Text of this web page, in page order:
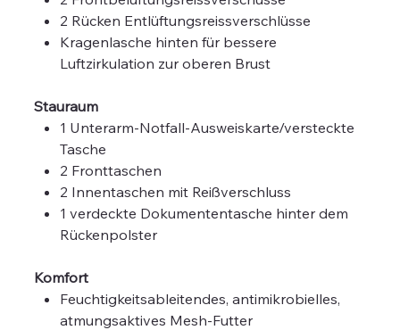
2 Rücken Entlüftungsreissverschlüsse
Kragenlasche hinten für bessere
Luftzirkulation zur oberen Brust
Stauraum
1 Unterarm-Notfall-Ausweiskarte/versteckte
Tasche
2 Fronttaschen
2 Innentaschen mit Reißverschluss
1 verdeckte Dokumententasche hinter dem
Rückenpolster
Komfort
Feuchtigkeitsableitendes, antimikrobielles,
atmungsaktives Mesh-Futter